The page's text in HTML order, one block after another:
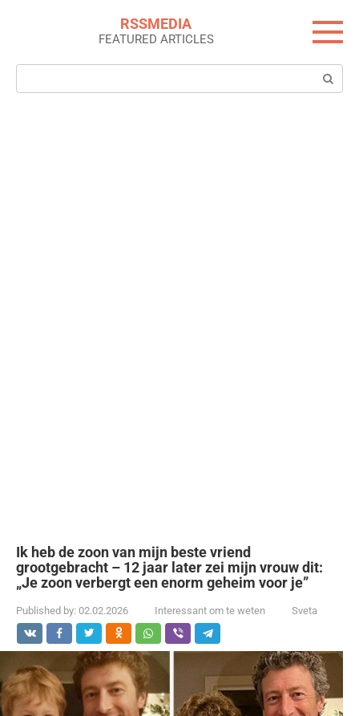
RSSMEDIA
FEATURED ARTICLES
Search:
Ik heb de zoon van mijn beste vriend
grootgebracht – 12 jaar later zei mijn vrouw dit:
„Je zoon verbergt een enorm geheim voor je”
Published by: 02.02.2026 Interessant om te weten Sveta